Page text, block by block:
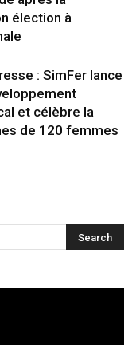
élection à
: SimFer lance
et célèbre la
de 120 femmes